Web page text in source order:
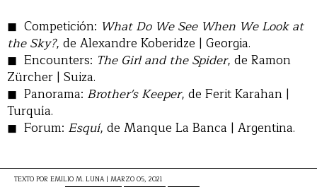
Competición: What Do We See When We Look at
the Sky?, de Alexandre Koberidze | Georgia.
Encounters: The Girl and the Spider, de Ramon
Zürcher | Suiza.
Panorama: Brother's Keeper, de Ferit Karahan |
Turquía.
Forum: Esquí, de Manque La Banca | Argentina.
TEXTO POR EMILIO M. LUNA | MARZO 05, 2021